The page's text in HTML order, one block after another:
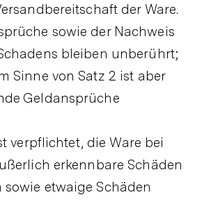
der Ware.
sowie der Nachweis
bleiben unberührt;
Sinne von Satz 2 ist aber
Geldansprüche
verpflichtet, die Ware bei
erkennbare Schäden
etwaige Schäden